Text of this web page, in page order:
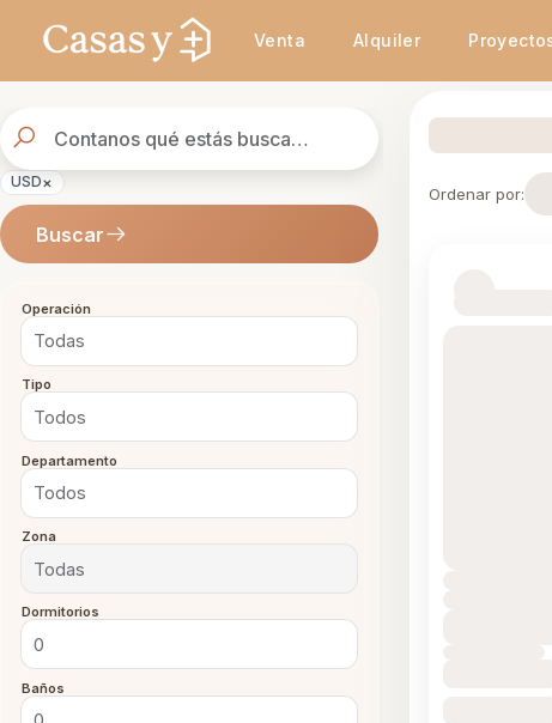
Venta Alquiler
de
propiedades
USD×
Buscar
Operación
Tipo
Departamento
Zona
Dormitorios
Baños
Ordenar por: